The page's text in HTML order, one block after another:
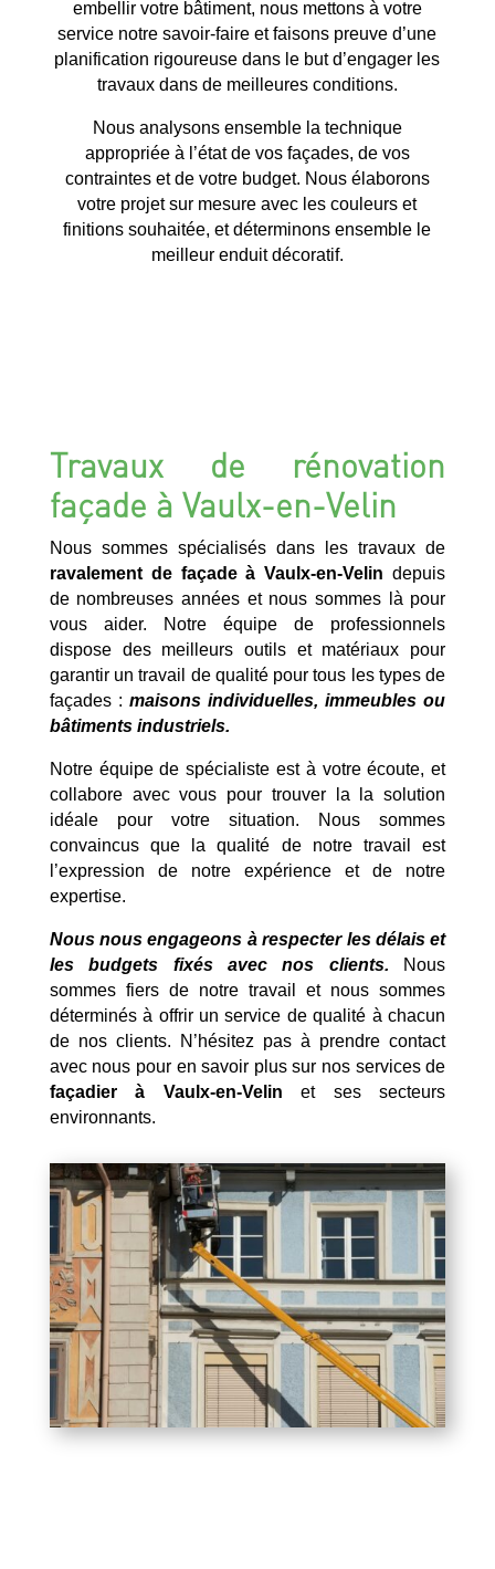
embellir votre bâtiment, nous mettons à votre
service notre savoir-faire et faisons preuve d’une
planification rigoureuse dans le but d’engager les
travaux dans de meilleures conditions.
Nous analysons ensemble la technique
appropriée à l’état de vos façades, de vos
contraintes et de votre budget. Nous élaborons
votre projet sur mesure avec les couleurs et
finitions souhaitée, et déterminons ensemble le
meilleur enduit décoratif.
Travaux de rénovation
façade à Vaulx-en-Velin
Nous sommes spécialisés dans les travaux de
ravalement de façade à Vaulx-en-Velin depuis
de nombreuses années et nous sommes là pour
vous aider. Notre équipe de professionnels
dispose des meilleurs outils et matériaux pour
garantir un travail de qualité pour tous les types de
façades : maisons individuelles, immeubles ou
bâtiments industriels.
Notre équipe de spécialiste est à votre écoute, et
collabore avec vous pour trouver la la solution
idéale pour votre situation. Nous sommes
convaincus que la qualité de notre travail est
l’expression de notre expérience et de notre
expertise.
Nous nous engageons à respecter les délais et
les budgets fixés avec nos clients. Nous
sommes fiers de notre travail et nous sommes
déterminés à offrir un service de qualité à chacun
de nos clients. N’hésitez pas à prendre contact
avec nous pour en savoir plus sur nos services de
façadier à Vaulx-en-Velin et ses secteurs
environnants.